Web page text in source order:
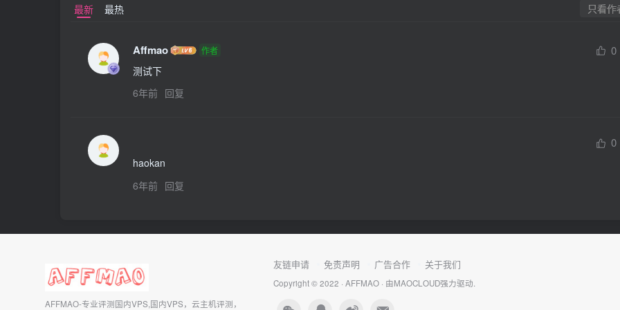
最新 最热 只看作
Affmao 作者 0
测试下
6年前 回复
0
haokan
6年前 回复
AFFMAO-专业评测国内VPS,国内VPS，云主机评测，
友链申请 免责声明 广告合作 关于我们
Copyright © 2022 · AFFMAO · 由MAOCLOUD强力驱动.